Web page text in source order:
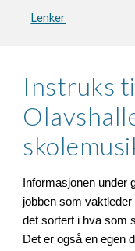
Lenker
Instruks
Informasjonen under
jobben som
det sortert i hva som
Det er også en egen